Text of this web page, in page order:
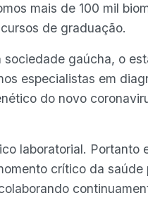
mais de 100 mil
de graduação.
gaúcha, o
especialistas em
do novo
laboratorial. Portanto
crítico da saúde